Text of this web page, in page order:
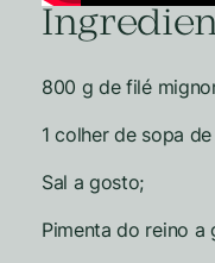
800 g de filé
1 colher de sopa
Sal a gosto;
Pimenta do reino a